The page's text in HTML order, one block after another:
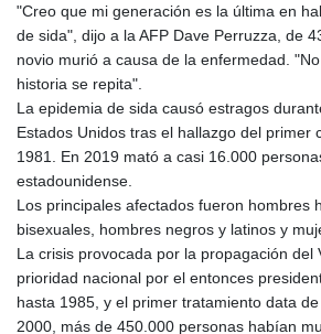
IRR
ISK
JMD
JOD
JPY
KGS
KHR
KMF
KRW
KWD
"Creo que mi generación es la última en
de sida", dijo a la AFP Dave Perruzza, de
novio murió a causa de la enfermedad.
historia se repita".
La epidemia de sida causó estragos
Estados Unidos tras el hallazgo del primer
1981. En 2019 mató a casi 16.000
estadounidense.
Los principales afectados fueron hombres
bisexuales, hombres negros y latinos y
La crisis provocada por la propagación del
prioridad nacional por el entonces
hasta 1985, y el primer tratamiento data
2000, más de 450.000 personas habían